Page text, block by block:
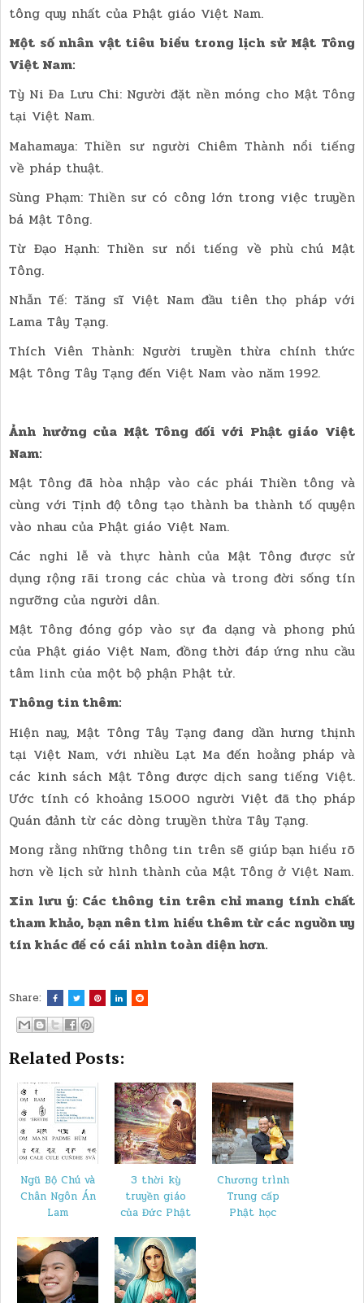
tông quy nhất của Phật giáo Việt Nam.
Một số nhân vật tiêu biểu trong lịch sử Mật Tông
Việt Nam:
Tỳ Ni Đa Lưu Chi: Người đặt nền móng cho Mật Tông
tại Việt Nam.
Mahamaya: Thiền sư người Chiêm Thành nổi tiếng
về pháp thuật.
Sùng Phạm: Thiền sư có công lớn trong việc truyền
bá Mật Tông.
Từ Đạo Hạnh: Thiền sư nổi tiếng về phù chú Mật
Tông.
Nhẫn Tế: Tăng sĩ Việt Nam đầu tiên thọ pháp với
Lama Tây Tạng.
Thích Viên Thành: Người truyền thừa chính thức
Mật Tông Tây Tạng đến Việt Nam vào năm 1992.
Ảnh hưởng của Mật Tông đối với Phật giáo Việt
Nam:
Mật Tông đã hòa nhập vào các phái Thiền tông và
cùng với Tịnh độ tông tạo thành ba thành tố quyện
vào nhau của Phật giáo Việt Nam.
Các nghi lễ và thực hành của Mật Tông được sử
dụng rộng rãi trong các chùa và trong đời sống tín
ngưỡng của người dân.
Mật Tông đóng góp vào sự đa dạng và phong phú
của Phật giáo Việt Nam, đồng thời đáp ứng nhu cầu
tâm linh của một bộ phận Phật tử.
Thông tin thêm:
Hiện nay, Mật Tông Tây Tạng đang dần hưng thịnh
tại Việt Nam, với nhiều Lạt Ma đến hoằng pháp và
các kinh sách Mật Tông được dịch sang tiếng Việt.
Ước tính có khoảng 15.000 người Việt đã thọ pháp
Quán đảnh từ các dòng truyền thừa Tây Tạng.
Mong rằng những thông tin trên sẽ giúp bạn hiểu rõ
hơn về lịch sử hình thành của Mật Tông ở Việt Nam.
Xin lưu ý: Các thông tin trên chỉ mang tính chất
tham khảo, bạn nên tìm hiểu thêm từ các nguồn uy
tín khác để có cái nhìn toàn diện hơn.
Share:
Related Posts:
Ngũ Bộ Chú và
Chân Ngôn Án
Lam
3 thời kỳ
truyền giáo
của Đức Phật
Chương trình
Trung cấp
Phật học